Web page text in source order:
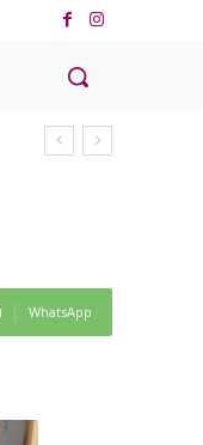
WhatsApp